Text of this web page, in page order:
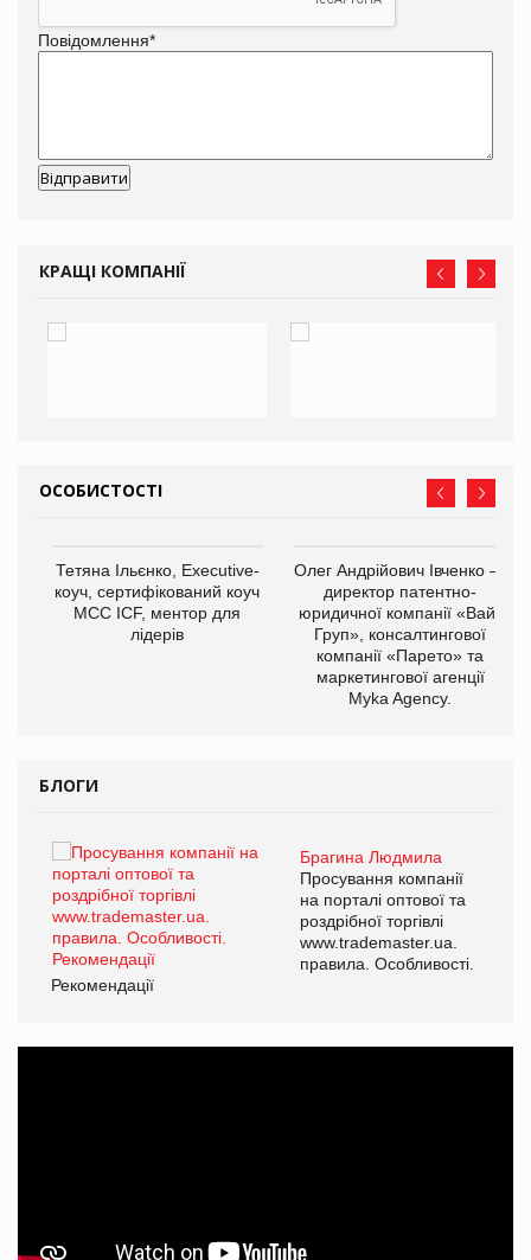
Повідомлення*
КРАЩІ КОМПАНІЇ
ОСОБИСТОСТІ
Тетяна Ільєнко, Executive-
коуч, сертифікований коуч
МСС ICF, ментор для
лідерів
Олег Андрійович Івченко —
директор патентно-
юридичної компанії «Вайз
Груп», консалтингової
компанії «Парето» та
маркетингової агенції
Myka Agency.
БЛОГИ
Брагина Людмила
Просування компанії
на порталі оптової та
роздрібної торгівлі
www.trademaster.ua.
правила. Особливості.
Рекомендації